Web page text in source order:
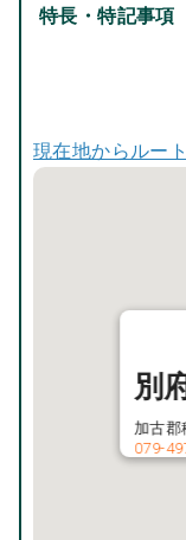
特長・特記事項
現在地からルー
別
加古郡
079-